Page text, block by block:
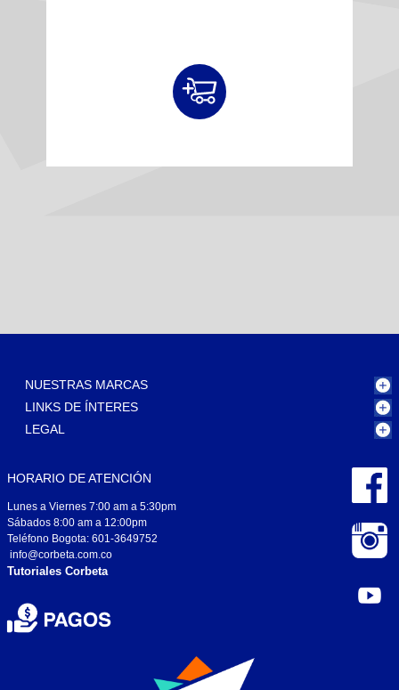
NUESTRAS MARCAS
LINKS DE ÍNTERES
LEGAL
HORARIO DE ATENCIÓN
Lunes a Viernes 7:00 am a 5:30pm
Sábados 8:00 am a 12:00pm
Teléfono Bogota: 601-3649752
info@corbeta.com.co
Tutoriales Corbeta